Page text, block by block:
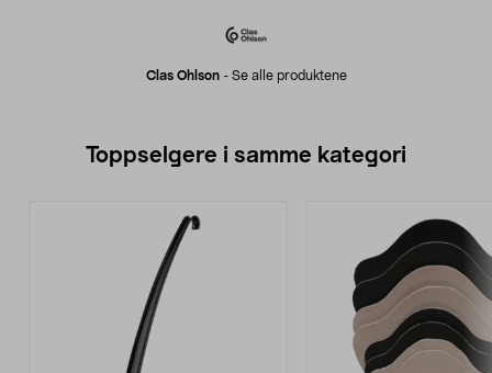
Clas Ohlson- Se alle produktene
Toppselgere i samme kategori